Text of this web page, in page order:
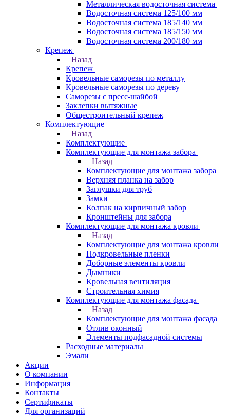
Металлическая водосточная система
Водосточная система 125/100 мм
Водосточная система 185/140 мм
Водосточная система 185/150 мм
Водосточная система 200/180 мм
Крепеж
Назад
Крепеж
Кровельные саморезы по металлу
Кровельные саморезы по дереву
Саморезы с пресс-шайбой
Заклепки вытяжные
Общестроительный крепеж
Комплектующие
Назад
Комплектующие
Комплектующие для монтажа забора
Назад
Комплектующие для монтажа забора
Верхняя планка на забор
Заглушки для труб
Замки
Колпак на кирпичный забор
Кронштейны для забора
Комплектующие для монтажа кровли
Назад
Комплектующие для монтажа кровли
Подкровельные пленки
Доборные элементы кровли
Дымники
Кровельная вентиляция
Строительная химия
Комплектующие для монтажа фасада
Назад
Комплектующие для монтажа фасада
Отлив оконный
Элементы подфасадной системы
Расходные материалы
Эмали
Акции
О компании
Информация
Контакты
Сертификаты
Для организаций